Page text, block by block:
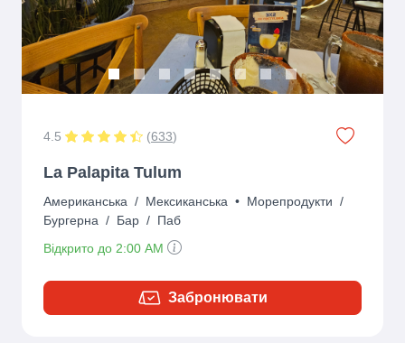
4.5 (633)
La Palapita Tulum
Американська / Мексиканська • Морепродукти /
Бургерна / Бар / Паб
Відкрито до 2:00 AM
Забронювати